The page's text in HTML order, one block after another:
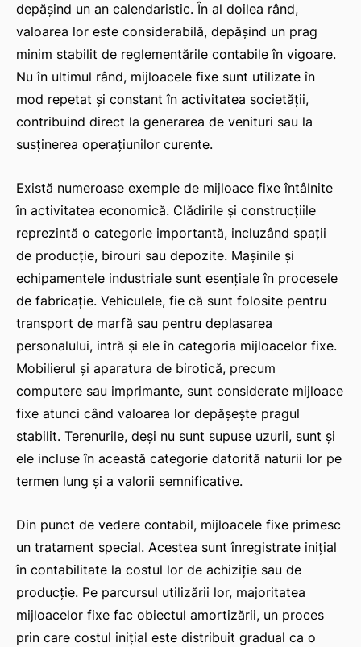
depășind un an calendaristic. În al doilea rând,
valoarea lor este considerabilă, depășind un prag
minim stabilit de reglementările contabile în vigoare.
Nu în ultimul rând, mijloacele fixe sunt utilizate în
mod repetat și constant în activitatea societății,
contribuind direct la generarea de venituri sau la
susținerea operațiunilor curente.
Există numeroase exemple de mijloace fixe întâlnite
în activitatea economică. Clădirile și construcțiile
reprezintă o categorie importantă, incluzând spații
de producție, birouri sau depozite. Mașinile și
echipamentele industriale sunt esențiale în procesele
de fabricație. Vehiculele, fie că sunt folosite pentru
transport de marfă sau pentru deplasarea
personalului, intră și ele în categoria mijloacelor fixe.
Mobilierul și aparatura de birotică, precum
computere sau imprimante, sunt considerate mijloace
fixe atunci când valoarea lor depășește pragul
stabilit. Terenurile, deși nu sunt supuse uzurii, sunt și
ele incluse în această categorie datorită naturii lor pe
termen lung și a valorii semnificative.
Din punct de vedere contabil, mijloacele fixe primesc
un tratament special. Acestea sunt înregistrate inițial
în contabilitate la costul lor de achiziție sau de
producție. Pe parcursul utilizării lor, majoritatea
mijloacelor fixe fac obiectul amortizării, un proces
prin care costul inițial este distribuit gradual ca o